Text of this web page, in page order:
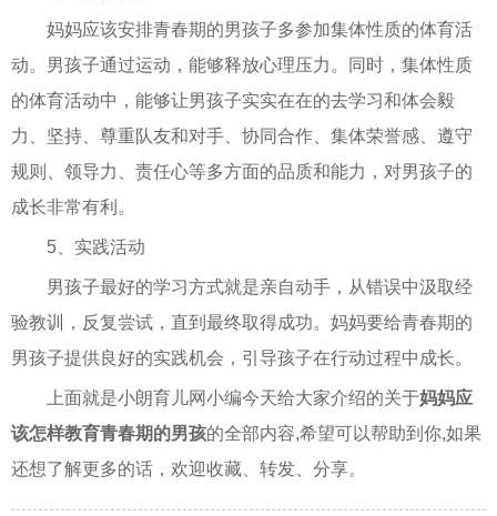
妈妈应该安排青春期的男孩子多参加集体性质的体育活
动。男孩子通过运动，能够释放心理压力。同时，集体性质
的体育活动中，能够让男孩子实实在在的去学习和体会毅
力、坚持、尊重队友和对手、协同合作、集体荣誉感、遵守
规则、领导力、责任心等多方面的品质和能力，对男孩子的
成长非常有利。
5、实践活动
男孩子最好的学习方式就是亲自动手，从错误中汲取经
验教训，反复尝试，直到最终取得成功。妈妈要给青春期的
男孩子提供良好的实践机会，引导孩子在行动过程中成长。
上面就是小朗育儿网小编今天给大家介绍的关于妈妈应
该怎样教育青春期的男孩的全部内容,希望可以帮助到你,如果
还想了解更多的话，欢迎收藏、转发、分享。